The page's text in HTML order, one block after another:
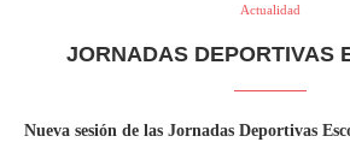
Actualidad
JORNADAS DEPORTIVAS
Nueva sesión de las Jornadas Deportivas